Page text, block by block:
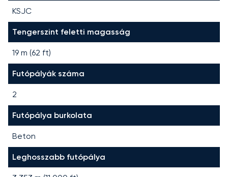
KSJC
Tengerszint feletti magasság
19 m (62 ft)
Futópályák száma
2
Futópálya burkolata
Beton
Leghosszabb futópálya